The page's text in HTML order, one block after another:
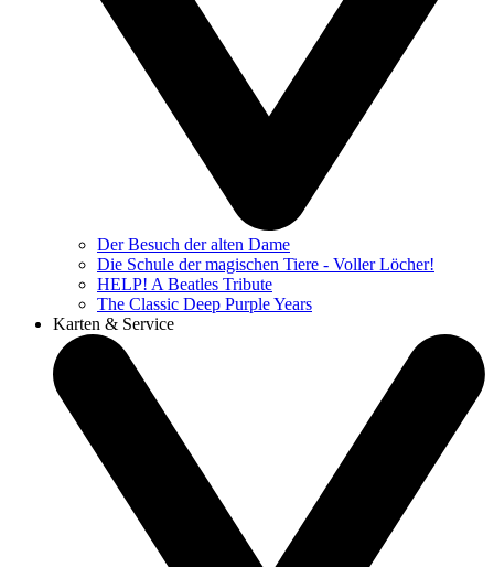
Der Besuch der alten Dame
Die Schule der magischen Tiere - Voller Löcher!
HELP! A Beatles Tribute
The Classic Deep Purple Years
Karten & Service